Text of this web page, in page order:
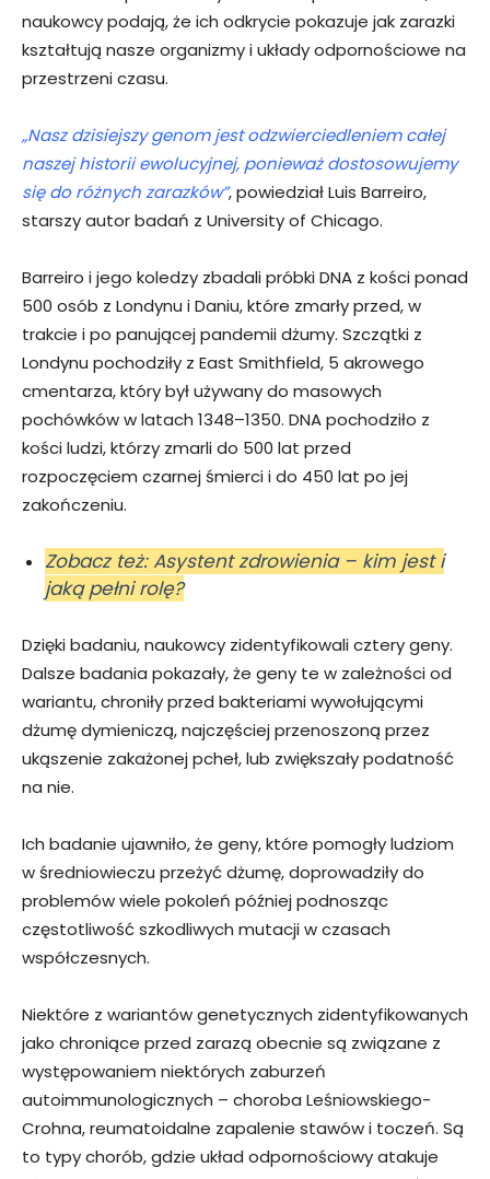
naukowcy podają, że ich odkrycie pokazuje jak zarazki
kształtują nasze organizmy i układy odpornościowe na
przestrzeni czasu.
„Nasz dzisiejszy genom jest odzwierciedleniem całej
naszej historii ewolucyjnej, ponieważ dostosowujemy
się do różnych zarazków”, powiedział Luis Barreiro,
starszy autor badań z University of Chicago.
Barreiro i jego koledzy zbadali próbki DNA z kości ponad
500 osób z Londynu i Daniu, które zmarły przed, w
trakcie i po panującej pandemii dżumy. Szczątki z
Londynu pochodziły z East Smithfield, 5 akrowego
cmentarza, który był używany do masowych
pochówków w latach 1348–1350. DNA pochodziło z
kości ludzi, którzy zmarli do 500 lat przed
rozpoczęciem czarnej śmierci i do 450 lat po jej
zakończeniu.
Zobacz też: Asystent zdrowienia – kim jest i
jaką pełni rolę?
Dzięki badaniu, naukowcy zidentyfikowali cztery geny.
Dalsze badania pokazały, że geny te w zależności od
wariantu, chroniły przed bakteriami wywołującymi
dżumę dymieniczą, najczęściej przenoszoną przez
ukąszenie zakażonej pcheł, lub zwiększały podatność
na nie.
Ich badanie ujawniło, że geny, które pomogły ludziom
w średniowieczu przeżyć dżumę, doprowadziły do
problemów wiele pokoleń później podnosząc
częstotliwość szkodliwych mutacji w czasach
współczesnych.
Niektóre z wariantów genetycznych zidentyfikowanych
jako chroniące przed zarazą obecnie są związane z
występowaniem niektórych zaburzeń
autoimmunologicznych – choroba Leśniowskiego-
Crohna, reumatoidalne zapalenie stawów i toczeń. Są
to typy chorób, gdzie układ odpornościowy atakuje